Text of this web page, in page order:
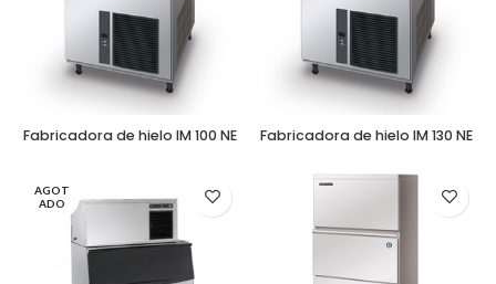
Fabricadora de hielo IM 100 NE Fabricadora de hielo IM 130 NE
AGOT
ADO